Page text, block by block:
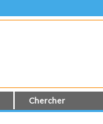
Chercher